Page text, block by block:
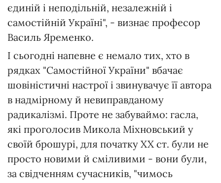
єдиній і неподільній, незалежній і
самостійній Україні", - визнає професор
Василь Яременко.
І сьогодні напевне є немало тих, хто в
рядках "Самостійної України" вбачає
шовіністичні настрої і звинувачує її автора
в надмірному й невиправданому
радикалізмі. Проте не забуваймо: гасла,
які проголосив Микола Міхновський у
своїй брошурі, для початку XX ст. були не
просто новими й сміливими - вони були,
за свідченням сучасників, "чимось